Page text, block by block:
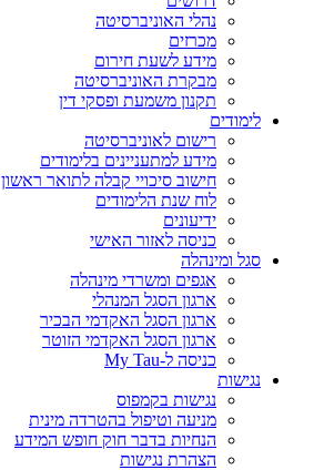
נהלי האוניברסיטה
מכרזים
מידע לשעת חירום
מבקרת האוניברסיטה
תקנון משמעת ופסקי דין
לימודים
רישום לאוניברסיטה
מידע למתעניינים בלימודים
חישוב סיכויי קבלה לתואר ראשון
לוח שנת הלימודים
ידיעונים
כניסה לאזור האישי
סגל ומינהלה
אגפים ומשרדי מינהלה
ארגון הסגל המנהלי
ארגון הסגל האקדמי הבכיר
ארגון הסגל האקדמי הזוטר
כניסה ל-My Tau
נגישות
נגישות בקמפוס
מניעה וטיפול בהטרדה מינית
הנחיות בדבר חוק חופש המידע
הצהרת נגישות